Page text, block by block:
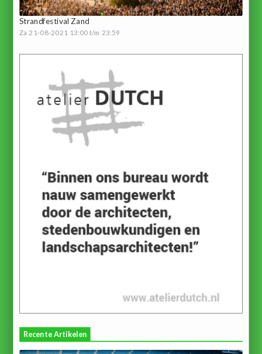
Strandfestival Zand
Za 21-08-2021 13:00 t/m 23:59
Recente Artikelen